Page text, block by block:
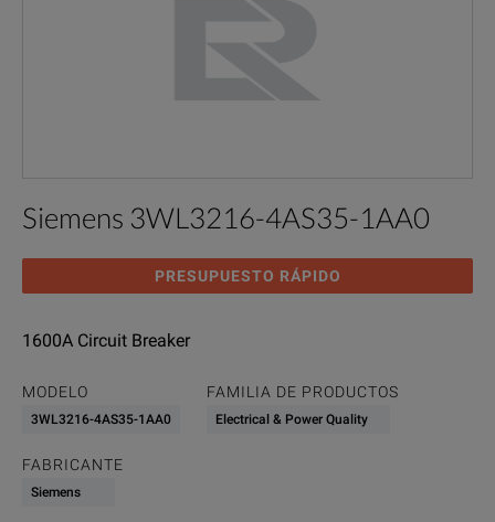
Siemens 3WL3216-4AS35-1AA0
PRESUPUESTO RÁPIDO
1600A Circuit Breaker
MODELO
3WL3216-4AS35-1AA0
FAMILIA DE PRODUCTOS
Electrical & Power Quality
FABRICANTE
Siemens